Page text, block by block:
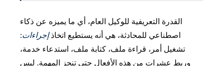
القدرة التعريفية للوكيل العام، أي ما يميزه عن ذكاء
اصطناعي للمحادثة، هي أنه يستطيع اتخاذإجراءات:
تشغيل أمر، قراءة ملف، كتابة ملف، استدعاء خدمة،
وربط عشرات من هذه الأفعال حتى تنجز المهمة. ليس